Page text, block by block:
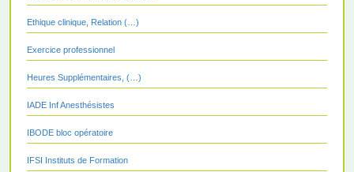
Ethique clinique, Relation (…)
Exercice professionnel
Heures Supplémentaires, (…)
IADE Inf Anesthésistes
IBODE bloc opératoire
IFSI Instituts de Formation